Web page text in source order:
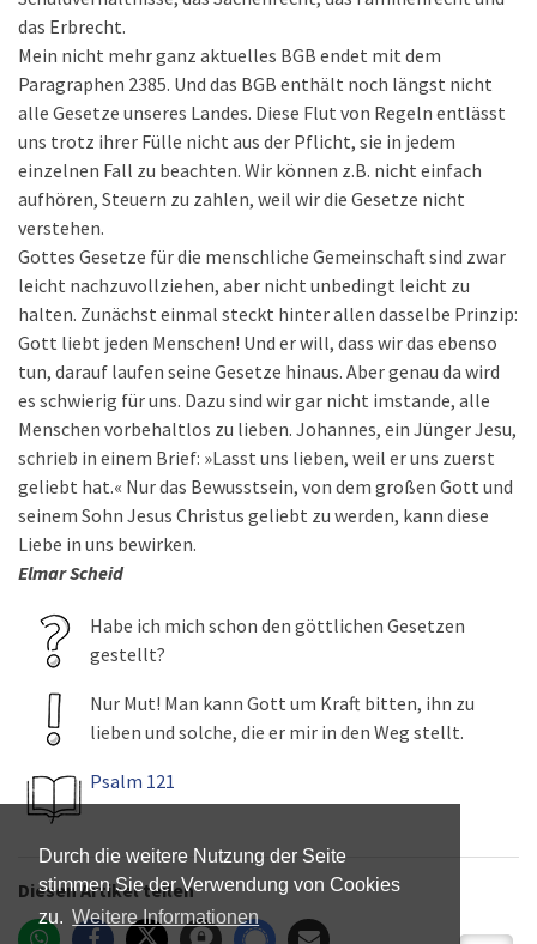
Durch die weitere Nutzung der Seite
stimmen Sie der Verwendung von Cookies
zu. Weitere Informationen
das Erbrecht.
Mein nicht mehr ganz aktuelles BGB endet mit dem
Paragraphen 2385. Und das BGB enthält noch längst nicht
alle Gesetze unseres Landes. Diese Flut von Regeln entlässt
uns trotz ihrer Fülle nicht aus der Pflicht, sie in jedem
einzelnen Fall zu beachten. Wir können z.B. nicht einfach
aufhören, Steuern zu zahlen, weil wir die Gesetze nicht
verstehen.
Gottes Gesetze für die menschliche Gemeinschaft sind zwar
leicht nachzuvollziehen, aber nicht unbedingt leicht zu
halten. Zunächst einmal steckt hinter allen dasselbe Prinzip:
Gott liebt jeden Menschen! Und er will, dass wir das ebenso
tun, darauf laufen seine Gesetze hinaus. Aber genau da wird
es schwierig für uns. Dazu sind wir gar nicht imstande, alle
Menschen vorbehaltlos zu lieben. Johannes, ein Jünger Jesu,
schrieb in einem Brief: »Lasst uns lieben, weil er uns zuerst
geliebt hat.« Nur das Bewusstsein, von dem großen Gott und
seinem Sohn Jesus Christus geliebt zu werden, kann diese
Liebe in uns bewirken.
Elmar Scheid
Habe ich mich schon den göttlichen Gesetzen
gestellt?
Nur Mut! Man kann Gott um Kraft bitten, ihn zu
lieben und solche, die er mir in den Weg stellt.
Psalm 121
Diesen Artikel teilen